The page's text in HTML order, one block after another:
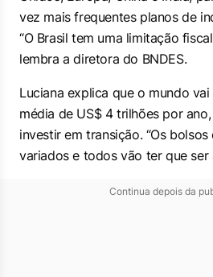
vez mais frequentes planos de
“O Brasil tem uma limitação
lembra a diretora do BNDES.
Luciana explica que o mundo
média de US$ 4 trilhões por
investir em transição. “Os
variados e todos vão ter que ser
Continua depois da